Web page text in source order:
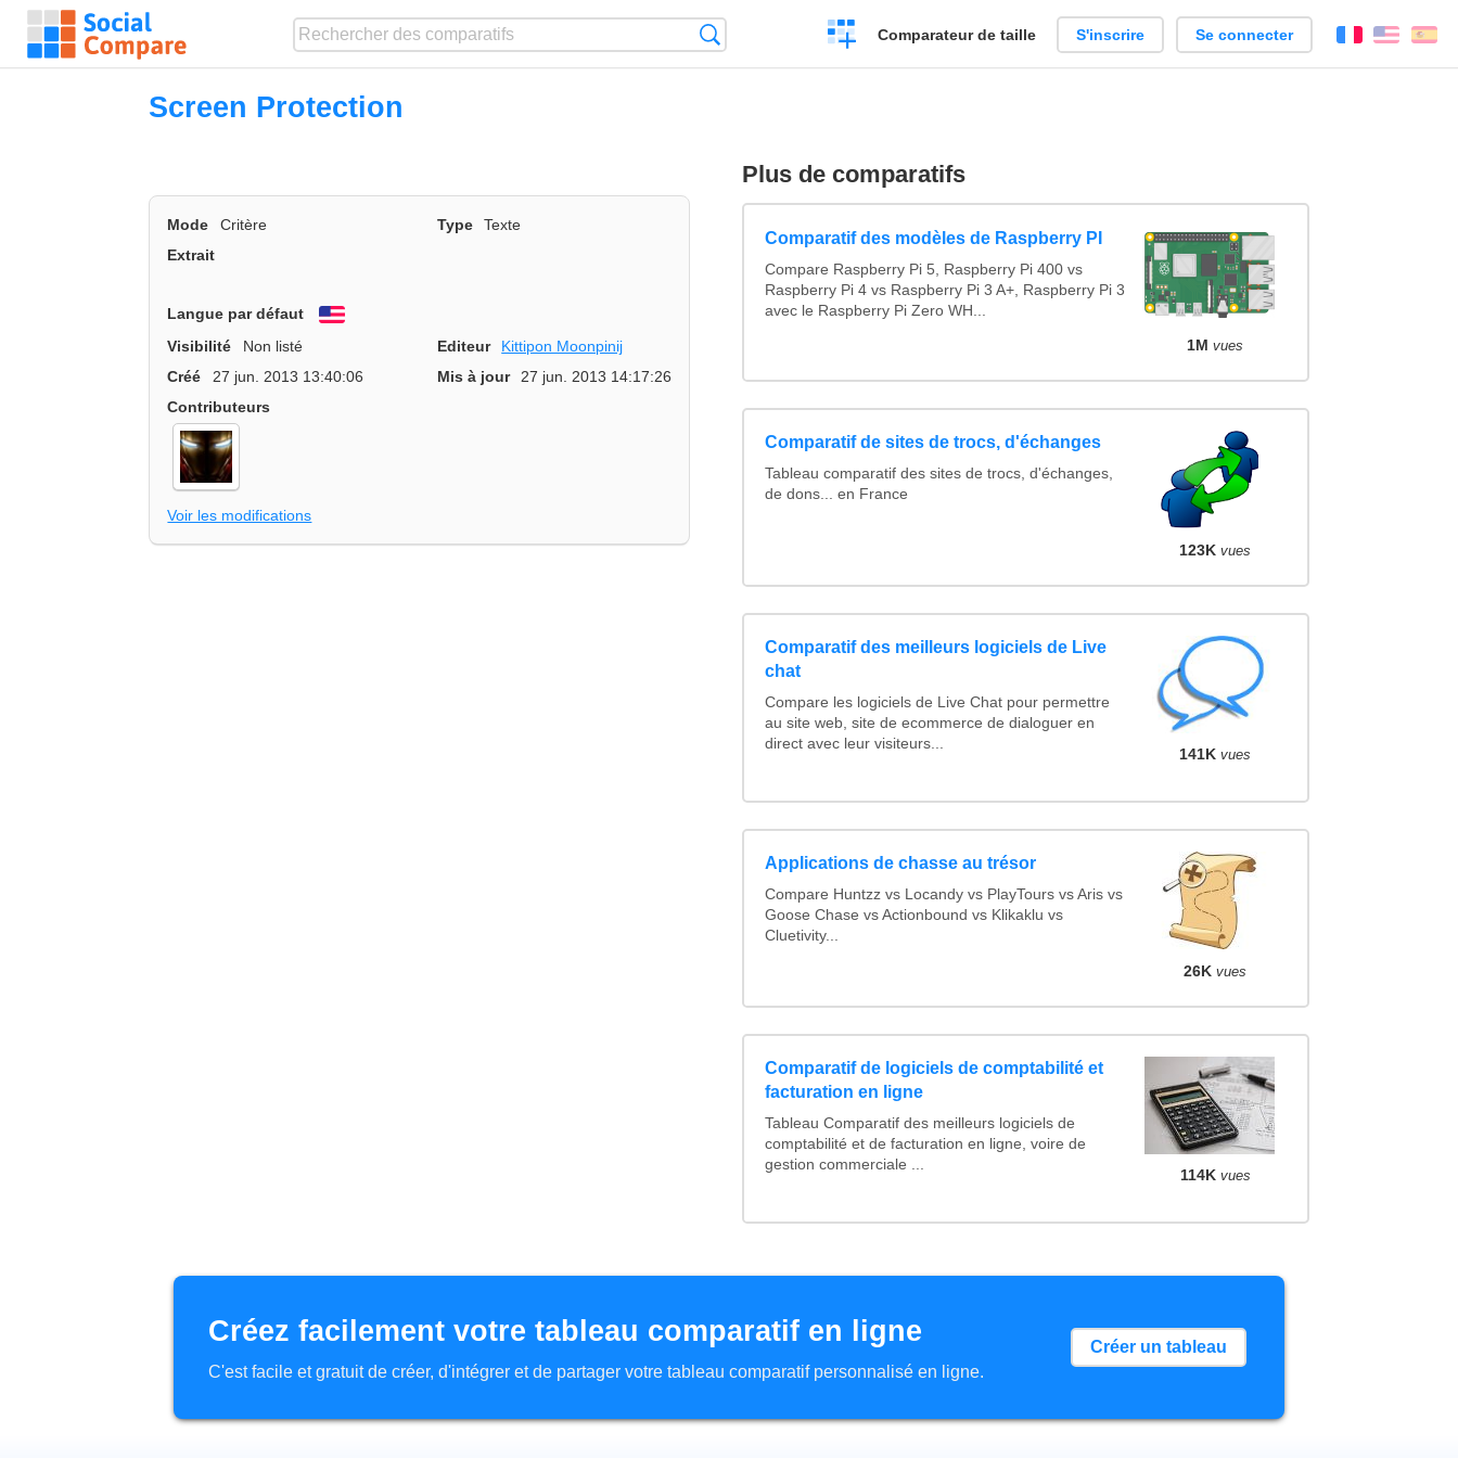
Créer
un
Comparateur de taille S'inscrire Se connecter FrançaisEnglish
Screen Protection
Mode Critère Type
Texte
Extrait
Langue par défaut
Visibilité
Non listé Editeur
Kittipon Moonpinij
Créé
27 jun. 2013 13:40:06 Mis à jour
27 jun. 2013 14:17:26
Contributeurs
Voir les modifications
Plus de comparatifs
Comparatif des modèles de Raspberry PI
Compare Raspberry Pi 5, Raspberry Pi 400 vs
Raspberry Pi 4 vs Raspberry Pi 3 A+, Raspberry Pi 3
avec le Raspberry Pi Zero WH...
1M vues
Comparatif de sites de trocs, d'échanges
Tableau comparatif des sites de trocs, d'échanges,
de dons... en France
123K vues
Comparatif des meilleurs logiciels de Live
chat
Compare les logiciels de Live Chat pour permettre
au site web, site de ecommerce de dialoguer en
direct avec leur visiteurs...
141K vues
Applications de chasse au trésor
Compare Huntzz vs Locandy vs PlayTours vs Aris vs
Goose Chase vs Actionbound vs Klikaklu vs
Cluetivity...
26K vues
Comparatif de logiciels de comptabilité et
facturation en ligne
Tableau Comparatif des meilleurs logiciels de
comptabilité et de facturation en ligne, voire de
gestion commerciale ...
114K vues
Créez facilement votre tableau comparatif en ligne
C'est facile et gratuit de créer, d'intégrer et de partager votre tableau comparatif personnalisé en ligne.
Créer un tableau